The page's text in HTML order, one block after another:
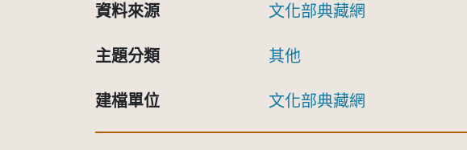
資料來源 文化部典藏網
主題分類 其他
建檔單位 文化部典藏網